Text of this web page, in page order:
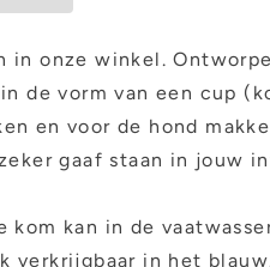
in onze winkel.
de vorm van een cup
en voor de hond
gaaf staan in jouw
kom kan in de
verkrijgbaar in het